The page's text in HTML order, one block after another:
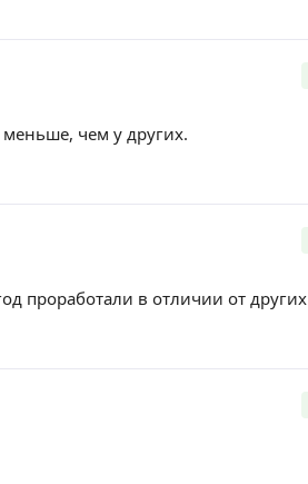
чем у других.
проработали в отличии от других